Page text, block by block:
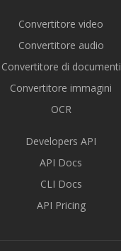
Convertitore video
Convertitore audio
Convertitore di documenti
Convertitore immagini
OCR
Developers API
API Docs
CLI Docs
API Pricing